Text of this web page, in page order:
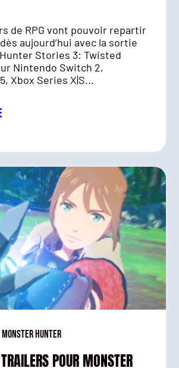
de RPG vont pouvoir repartir
aujourd’hui avec la sortie
Stories 3: Twisted
Nintendo Switch 2,
Xbox Series X|S...
Monster Hunter
POUR MONSTER